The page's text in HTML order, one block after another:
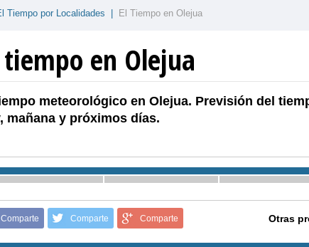
Tiempo por Localidades El Tiempo en Olejua
tiempo en Olejua
meteorológico en Olejua. Previsión del
mañana y próximos días.
Comparte Comparte Comparte Otras